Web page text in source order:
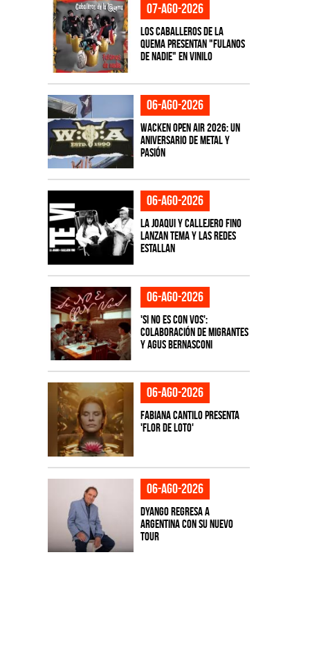
07-ago-2026
Los Caballeros de la
Quema presentan "Fulanos
de Nadie" en vinilo
06-ago-2026
Wacken Open Air 2026: Un
aniversario de metal y
pasión
06-ago-2026
La Joaqui y Callejero Fino
lanzan tema y las redes
estallan
06-ago-2026
'Si No Es Con Vos':
colaboración de Migrantes
y Agus Bernasconi
06-ago-2026
Fabiana Cantilo presenta
'Flor de Loto'
06-ago-2026
Dyango regresa a
Argentina con su nuevo
tour